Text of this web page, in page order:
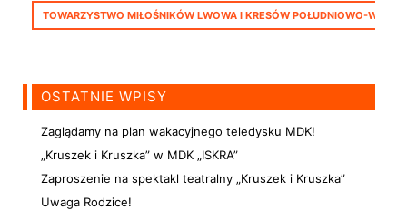
TOWARZYSTWO MIŁOŚNIKÓW LWOWA I KRESÓW POŁUDNIOWO-
OSTATNIE WPISY
Zaglądamy na plan wakacyjnego teledysku MDK!
„Kruszek i Kruszka” w MDK „ISKRA”
Zaproszenie na spektakl teatralny „Kruszek i Kruszka”
Uwaga Rodzice!